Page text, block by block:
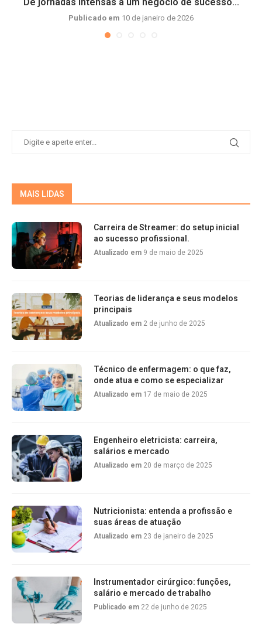
Publicado em 10 de janeiro de 2026
MAIS LIDAS
Carreira de Streamer: do setup inicial
ao sucesso profissional.
Atualizado em 9 de maio de 2025
Teorias de liderança e seus modelos
principais
Atualizado em 2 de junho de 2025
Técnico de enfermagem: o que faz,
onde atua e como se especializar
Atualizado em 17 de maio de 2025
Engenheiro eletricista: carreira,
salários e mercado
Atualizado em 20 de março de 2025
Nutricionista: entenda a profissão e
suas áreas de atuação
Atualizado em 23 de janeiro de 2025
Instrumentador cirúrgico: funções,
salário e mercado de trabalho
Publicado em 22 de junho de 2025